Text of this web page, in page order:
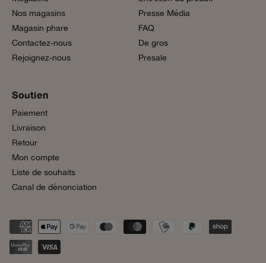
Nos magasins
Magasin phare
Contactez-nous
Rejoignez-nous
Presse Média
FAQ
De gros
Presale
Soutien
Paiement
Livraison
Retour
Mon compte
Liste de souhaits
Canal de dénonciation